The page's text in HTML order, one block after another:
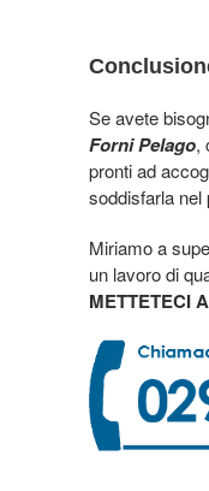
Se avete
Forni Pelago,
pronti ad
soddisfarla nel
Miriamo a
un lavoro di
METTETECI